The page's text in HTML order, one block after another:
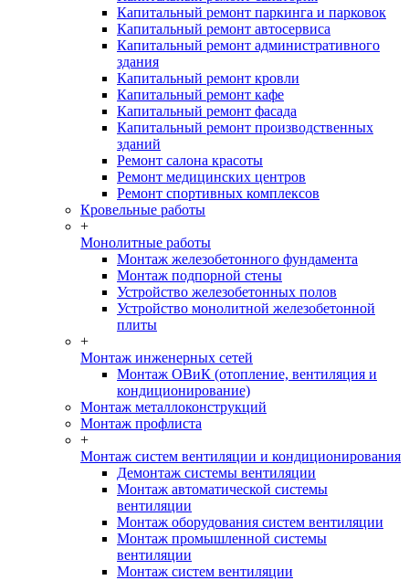
Капитальный ремонт паркинга и парковок
Капитальный ремонт автосервиса
Капитальный ремонт административного
здания
Капитальный ремонт кровли
Капитальный ремонт кафе
Капитальный ремонт фасада
Капитальный ремонт производственных
зданий
Ремонт салона красоты
Ремонт медицинских центров
Ремонт спортивных комплексов
Кровельные работы
+
Монолитные работы
Монтаж железобетонного фундамента
Монтаж подпорной стены
Устройство железобетонных полов
Устройство монолитной железобетонной
плиты
+
Монтаж инженерных сетей
Монтаж ОВиК (отопление, вентиляция и
кондиционирование)
Монтаж металлоконструкций
Монтаж профлиста
+
Монтаж систем вентиляции и кондиционирования
Демонтаж системы вентиляции
Монтаж автоматической системы
вентиляции
Монтаж оборудования систем вентиляции
Монтаж промышленной системы
вентиляции
Монтаж систем вентиляции